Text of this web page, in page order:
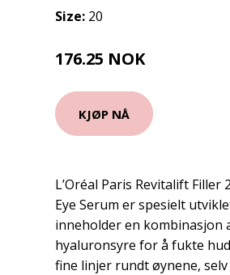
Size: 20
176.25 NOK
KJØP NÅ
L’Oréal Paris Revitalift Filler
Eye Serum er spesielt
inneholder en kombinasjon
hyaluronsyre for å fukte
fine linjer rundt øynene,